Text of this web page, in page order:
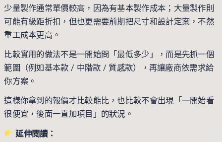
少量製作通常單價較高，因為有基本製作成本；大量製作則
可能有級距折扣，但也更需要前期把尺寸和設計定案，不然
重工成本更高。
比較實用的做法不是一開始問「最低多少」，而是先抓一個
範圍（例如基本款 / 中階款 / 質感款），再讓廠商依需求給
你方案。
這樣你拿到的報價才比較能比，也比較不會出現「一開始看
很便宜，後面一直加項目」的狀況。
延伸閱讀：